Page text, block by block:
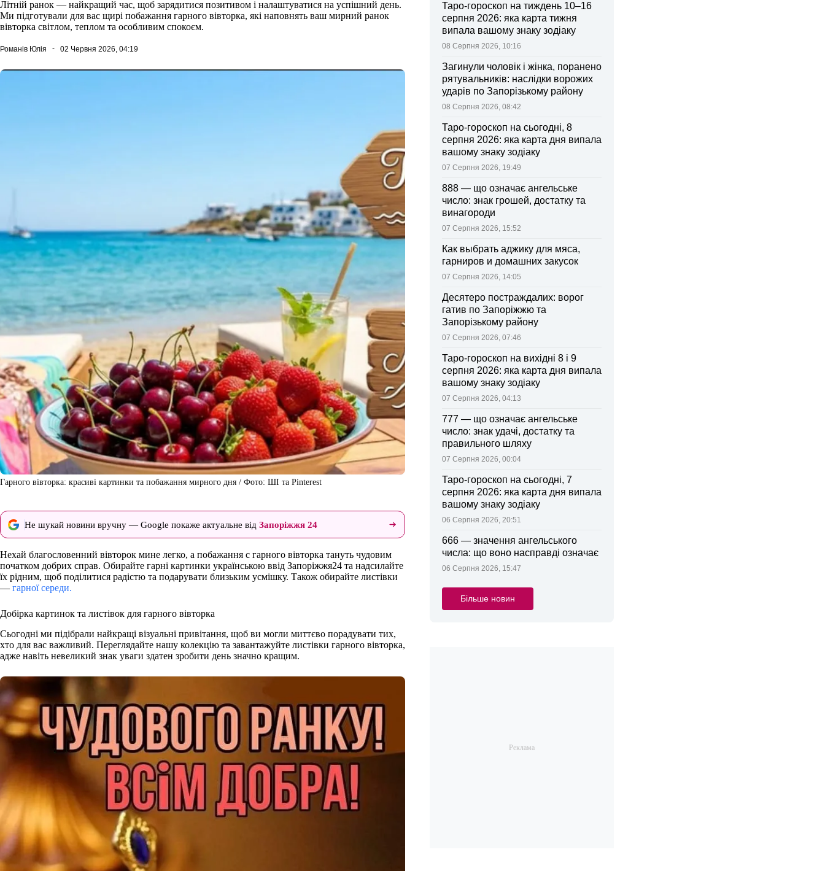
Літній ранок — найкращий час, щоб зарядитися позитивом і налаштуватися на успішний день.
Ми підготували для вас щирі побажання гарного вівторка, які наповнять ваш мирний ранок
вівторка світлом, теплом та особливим спокоєм.
Романів Юлія 02 Червня 2026, 04:19
Гарного вівторка: красиві картинки та побажання мирного дня / Фото: ШІ та Pinterest
Не шукай новини вручну — Google покаже актуальне від Запоріжжя 24
Нехай благословенний вівторок мине легко, а побажання с гарного вівторка тануть чудовим
початком добрих справ. Обирайте гарні картинки українською ввід Запоріжжя24 та надсилайте
їх рідним, щоб поділитися радістю та подарувати близьким усмішку. Також обирайте листівки
— гарної середи.
Добірка картинок та листівок для гарного вівторка
Сьогодні ми підібрали найкращі візуальні привітання, щоб ви могли миттєво порадувати тих,
хто для вас важливий. Переглядайте нашу колекцію та завантажуйте листівки гарного вівторка,
адже навіть невеликий знак уваги здатен зробити день значно кращим.
Таро-гороскоп на тиждень 10–16
серпня 2026: яка карта тижня
випала вашому знаку зодіаку
08 Серпня 2026, 10:16
Загинули чоловік і жінка, поранено
рятувальників: наслідки ворожих
ударів по Запорізькому району
08 Серпня 2026, 08:42
Таро-гороскоп на сьогодні, 8
серпня 2026: яка карта дня випала
вашому знаку зодіаку
07 Серпня 2026, 19:49
888 — що означає ангельське
число: знак грошей, достатку та
винагороди
07 Серпня 2026, 15:52
Как выбрать аджику для мяса,
гарниров и домашних закусок
07 Серпня 2026, 14:05
Десятеро постраждалих: ворог
гатив по Запоріжжю та
Запорізькому району
07 Серпня 2026, 07:46
Таро-гороскоп на вихідні 8 і 9
серпня 2026: яка карта дня випала
вашому знаку зодіаку
07 Серпня 2026, 04:13
777 — що означає ангельське
число: знак удачі, достатку та
правильного шляху
07 Серпня 2026, 00:04
Таро-гороскоп на сьогодні, 7
серпня 2026: яка карта дня випала
вашому знаку зодіаку
06 Серпня 2026, 20:51
666 — значення ангельського
числа: що воно насправді означає
06 Серпня 2026, 15:47
Більше новин